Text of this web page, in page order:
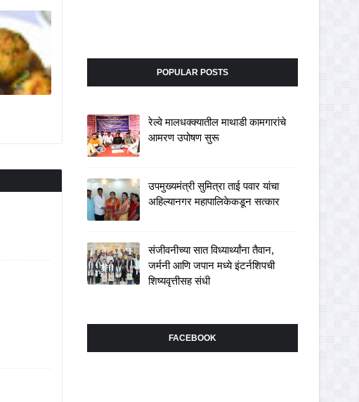
POPULAR POSTS
रेल्वे मालधक्क्यातील माथाडी कामगारांचे
आमरण उपोषण सुरू
उपमुख्यमंत्री सुमित्रा ताई पवार यांचा
अहिल्यानगर महापालिकेकडून सत्कार
संजीवनीच्या सात विध्यार्थ्यांना तैवान,
जर्मनी आणि जपान मध्ये इंटर्नशिपची
शिष्यवृत्तीसह संधी
FACEBOOK